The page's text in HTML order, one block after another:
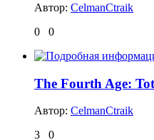
Автор: CelmanCtraik
0
0
The Fourth Age:
Автор: CelmanCtraik
3
0